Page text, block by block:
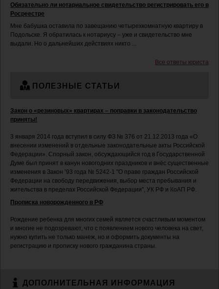
Обязательно ли нотариальное свидетельство регистрировать его в
Росреестре
Мне бабушка оставила по завещанию четырехкомнатную квартиру в
Подольске. Я обратилась к нотариусу – уже и свидетельство мне
выдали. Но о дальнейших действиях никто ...
Все ответы юриста
ПОЛЕЗНЫЕ СТАТЬИ
Закон о «резиновых» квартирах – поправки в законодательство
приняты!
3 января 2014 года вступил в силу ФЗ № 376 от 21.12.2013 года «О
внесении изменений в отдельные законодательные акты Российской
Федерации». Спорный закон, обсуждающийся год в Государственной
Думе был принят в канун новогодних праздников и внёс существенные
изменения в Закон ’93 года № 5242-1 "О праве граждан Российской
Федерации на свободу передвижения, выбор места пребывания и
жительства в пределах Российской Федерации", УК РФ и КоАП РФ.
Прописка новорожденного в РФ
Рождение ребенка для многих семей является счастливым моментом
и многие не подозревают, что с появлением нового человека на свет,
нужно купить не только манеж, но и оформить документы на
регистрацию и прописку нового гражданина страны.
ДОПОЛНИТЕЛЬНАЯ ИНФОРМАЦИЯ